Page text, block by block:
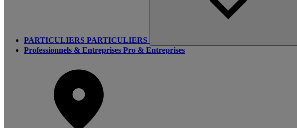
PARTICULIERS PARTICULIERS
Professionnels & Entreprises Pro & Entreprises